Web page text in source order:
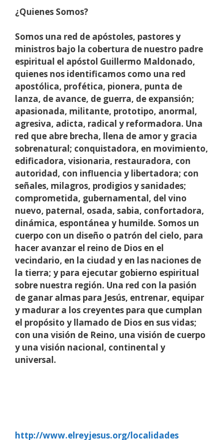
¿Quienes Somos?
Somos una red de apóstoles, pastores y
ministros bajo la cobertura de nuestro padre
espiritual el apóstol Guillermo Maldonado,
quienes nos identificamos como una red
apostólica, profética, pionera, punta de
lanza, de avance, de guerra, de expansión;
apasionada, militante, prototipo, anormal,
agresiva, adicta, radical y reformadora. Una
red que abre brecha, llena de amor y gracia
sobrenatural; conquistadora, en movimiento,
edificadora, visionaria, restauradora, con
autoridad, con influencia y libertadora; con
señales, milagros, prodigios y sanidades;
comprometida, gubernamental, del vino
nuevo, paternal, osada, sabia, confortadora,
dinámica, espontánea y humilde. Somos un
cuerpo con un diseño o patrón del cielo, para
hacer avanzar el reino de Dios en el
vecindario, en la ciudad y en las naciones de
la tierra; y para ejecutar gobierno espiritual
sobre nuestra región. Una red con la pasión
de ganar almas para Jesús, entrenar, equipar
y madurar a los creyentes para que cumplan
el propósito y llamado de Dios en sus vidas;
con una visión de Reino, una visión de cuerpo
y una visión nacional, continental y
universal.
http://www.elreyjesus.org/localidades